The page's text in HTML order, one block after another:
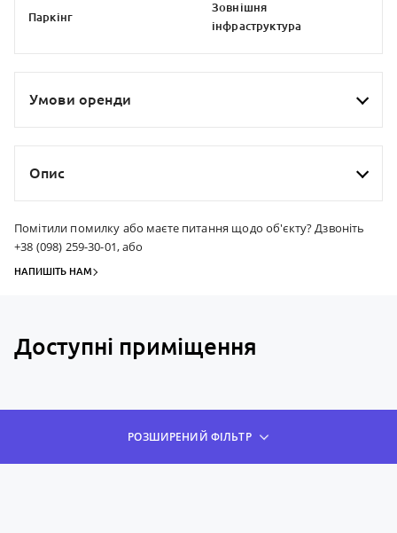
Паркiнг
Зовнiшня
iнфраструктура
Умови оренди
Опис
Помітили помилку або маєте питання щодо об'єкту? Дзвоніть
+38 (098) 259-30-01, або
НАПИШІТЬ НАМ
Доступні приміщення
РОЗШИРЕНИЙ ФІЛЬТР